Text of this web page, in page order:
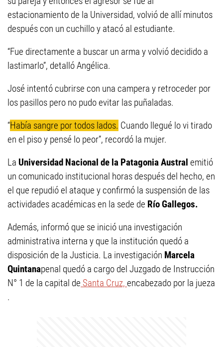
estacionamiento de la Universidad, volvió de allí minutos
después con un cuchillo y atacó al estudiante.
“Fue directamente a buscar un arma y volvió decidido a
lastimarlo”, detalló Angélica.
José intentó cubrirse con una campera y retroceder por
los pasillos pero no pudo evitar las puñaladas.
“Había sangre por todos lados. Cuando llegué lo vi tirado
en el piso y pensé lo peor”, recordó la mujer.
La Universidad Nacional de la Patagonia Austral emitió
un comunicado institucional horas después del hecho, en
el que repudió el ataque y confirmó la suspensión de las
actividades académicas en la sede de Río Gallegos.
Además, informó que se inició una investigación
administrativa interna y que la institución quedó a
disposición de la Justicia. La investigación Marcela
Quintanapenal quedó a cargo del Juzgado de Instrucción
N° 1 de la capital de Santa Cruz, encabezado por la jueza
.